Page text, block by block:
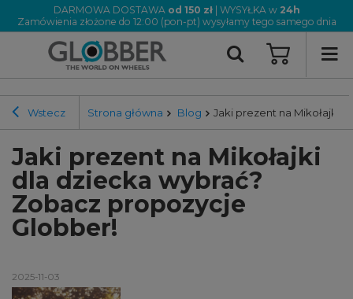
DARMOWA DOSTAWA od 150 zł| WYSYŁKA w 24h
Zamówienia złożone do 12:00 (pon-pt) wysyłamy tego samego dnia
Wstecz Strona główna Blog Jaki prezent na Mikołajki
Jaki prezent na Mikołajki
dla dziecka wybrać?
Zobacz propozycje
Globber!
2025-11-03